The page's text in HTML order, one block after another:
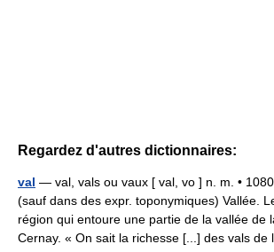
Regardez d'autres dictionnaires:
val — val, vals ou vaux [ val, vo ] n. m. •
(sauf dans des expr. toponymiques) Vallée.
région qui entoure une partie de la vallée de
Cernay. « On sait la richesse [...] des vals